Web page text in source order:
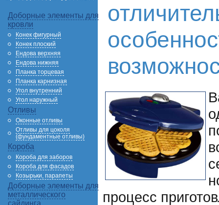
Доборные элементы для
кровли
Конек фигурный
Конек плоский
Ендова верхняя
Ендова нижняя
Планка торцевая
Планка карнизная
Угол внутренний
Угол наружный
Отливы
Оконные отливы
Отливы для цоколя
(фундаментные отливы)
Короба
Короба для заборов
Короба для фасадов
Козырьки, парапеты
Доборные элементы для
металлического
сайдинга
процесс